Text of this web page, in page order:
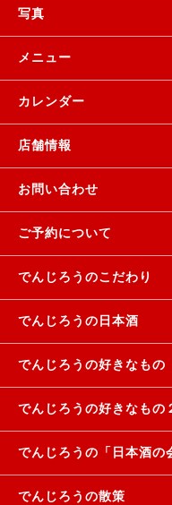
写真
メニュー
カレンダー
店舗情報
お問い合わせ
ご予約について
でんじろうのこだわり
でんじろうの日本酒
でんじろうの好きなもの
でんじろうの好きなもの
でんじろうの「日本酒の
でんじろうの散策